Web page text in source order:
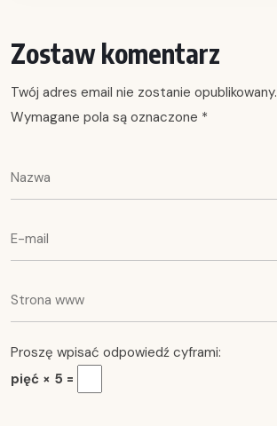
Zostaw komentarz
Twój adres email nie zostanie opublikowany.
Wymagane pola są oznaczone *
Proszę wpisać odpowiedź cyframi:
pięć × 5 =